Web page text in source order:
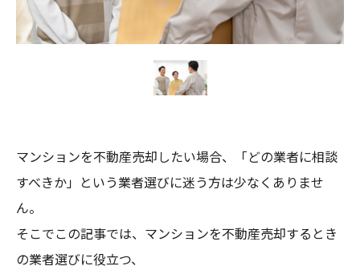
マンションを不動産売却したい場合、「どの業者に相談
すべきか」という業者選びに迷う方は少なくありませ
ん。
そこでこの記事では、マンションを不動産売却するとき
の業者選びに役立つ、